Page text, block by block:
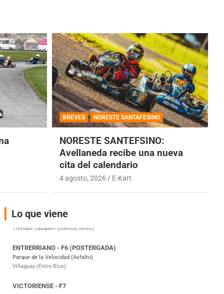
BREVES NORESTE SANTAFESINO
NORESTE SANTEFSINO:
Avellaneda recibe una nueva
cita del calendario
4 agosto, 2026 E-Kart
Lo que viene
COBERTURA ESPECIAL DE E-KART.COM.AR
IAME SERIES ARGENTINA 6
Ramiro Tot (Asfalto)
Baradero (Buenos Aires)
Ciudad de Trenque Lauquen (Asfalto)
Parque de la Velocidad (Asfalto)
VICTORIENSE - F7
El Cerro (Tierra)
Victoria (Entre Ríos)
PATAGONICO - F6
Moto Club Reginense (Tierra)